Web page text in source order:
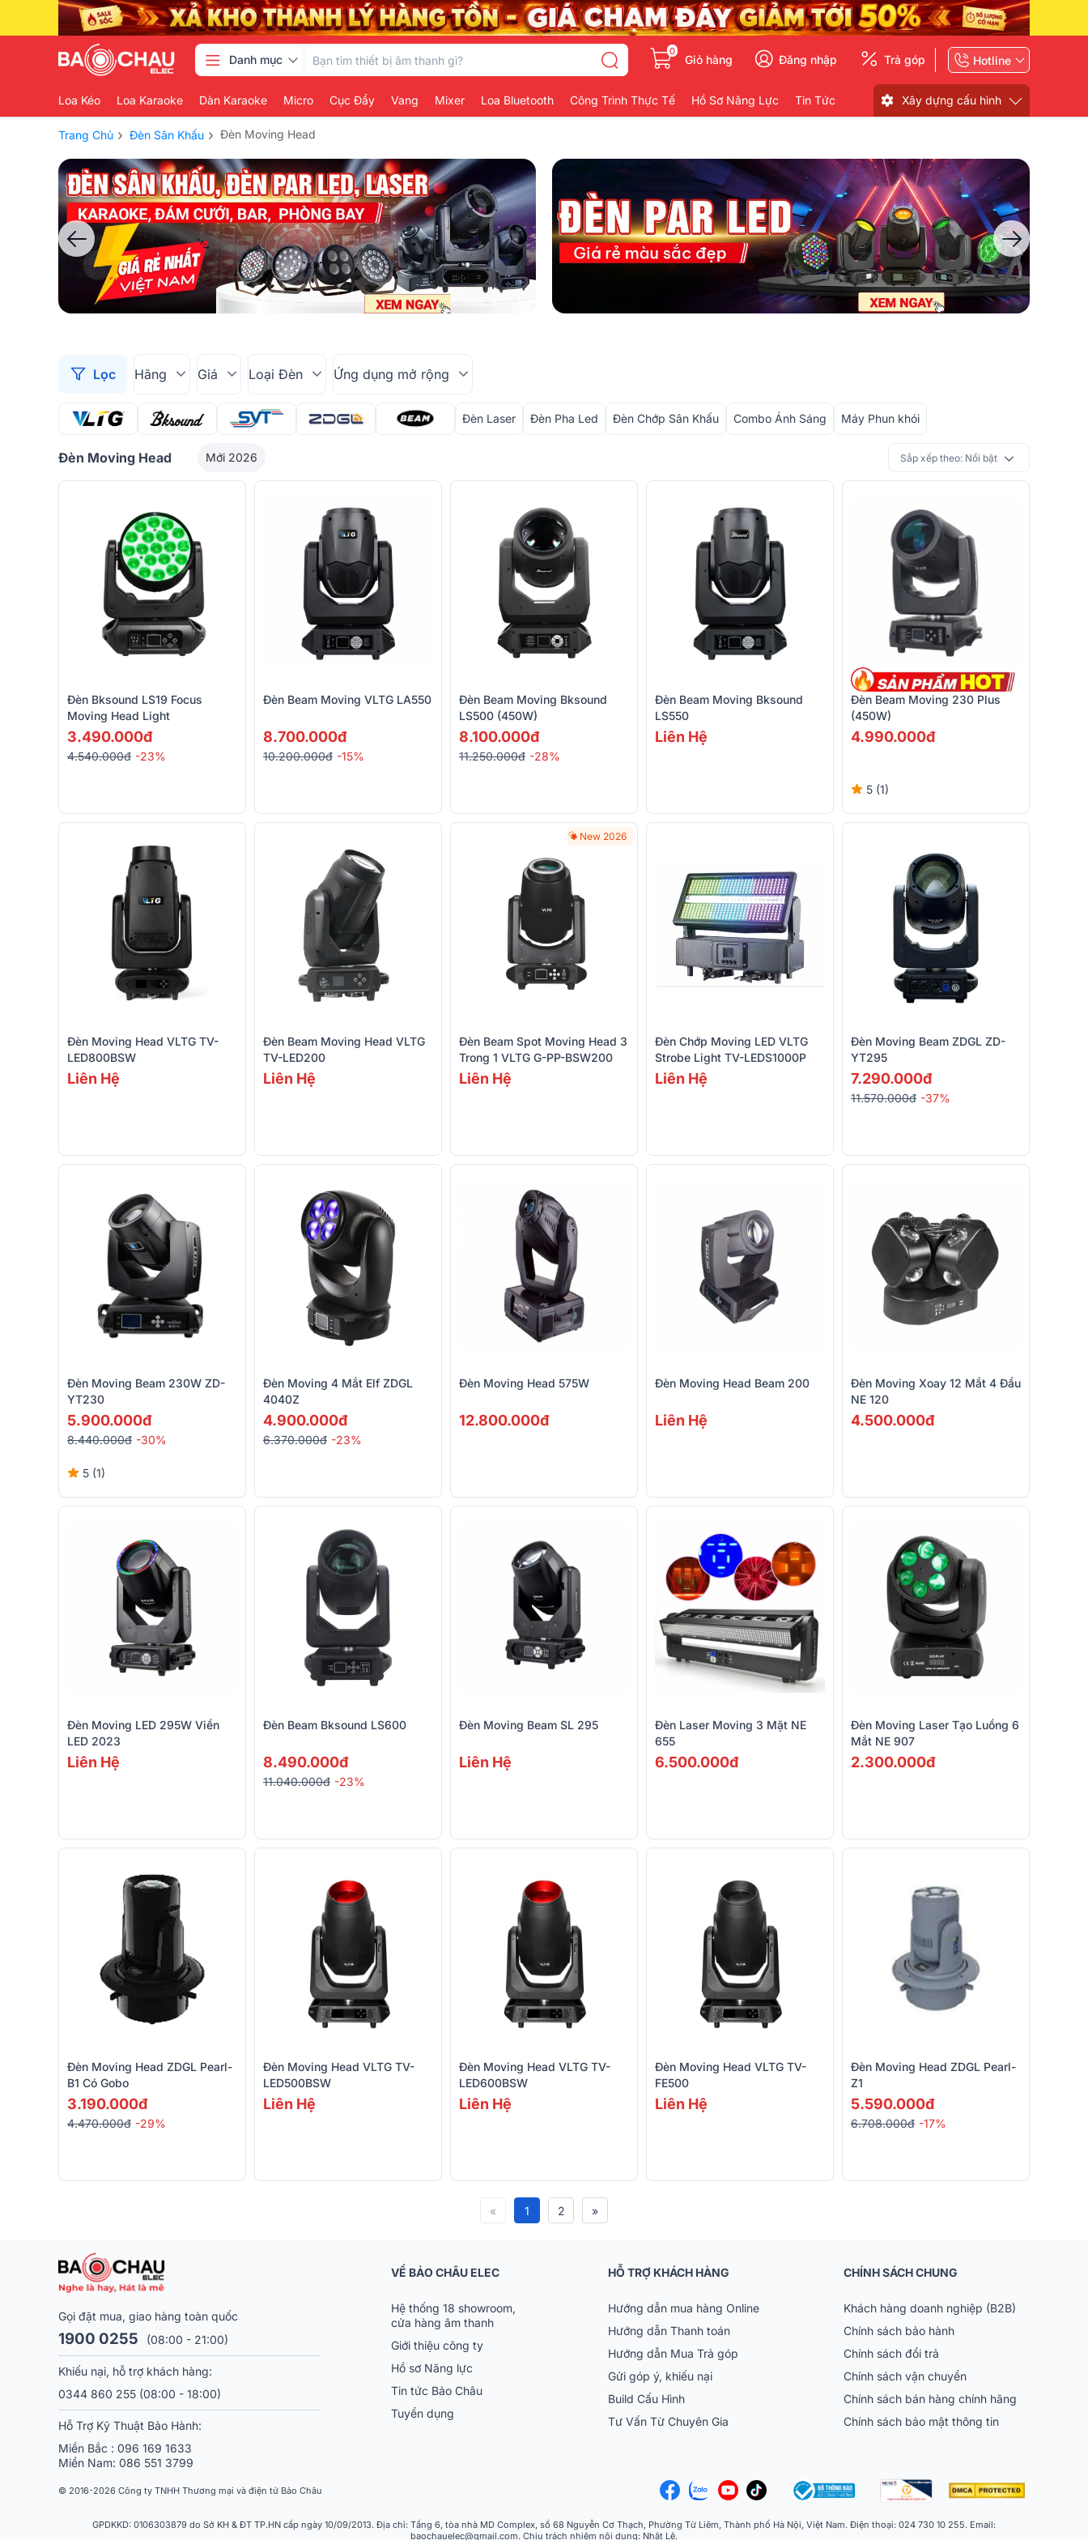
Danh mục
0
Giỏ hàng Đăng nhập Trả góp Hotline
Loa Kéo Loa Karaoke Dàn Karaoke Micro Cục Đẩy Vang Mixer Loa Bluetooth Công Trình Thực Tế Hồ Sơ Năng Lực Tin Tức Xây dựng cấu hình
Trang Chủ › Đèn Sân Khấu › Đèn Moving Head
Lọc Hãng Giá Loại Đèn Ứng dụng mở rộng
Đèn Laser Đèn Pha Led Đèn Chớp Sân Khấu Combo Ánh Sáng Máy Phun khói
Đèn Moving Head Mới 2026 Sắp xếp theo: Nổi bật
Đèn Bksound LS19 Focus
Moving Head Light
3.490.000đ
4.540.000đ -23%
Đèn Beam Moving VLTG LA550
8.700.000đ
10.200.000đ -15%
Đèn Beam Moving Bksound
LS500 (450W)
8.100.000đ
11.250.000đ -28%
Đèn Beam Moving Bksound
LS550
Liên Hệ
Đèn Beam Moving 230 Plus
(450W)
4.990.000đ
5 (1)
Đèn Moving Head VLTG TV-
LED800BSW
Liên Hệ
Đèn Beam Moving Head VLTG
TV-LED200
Liên Hệ
New 2026
Đèn Beam Spot Moving Head 3
Trong 1 VLTG G-PP-BSW200
Liên Hệ
Đèn Chớp Moving LED VLTG
Strobe Light TV-LEDS1000P
Liên Hệ
Đèn Moving Beam ZDGL ZD-
YT295
7.290.000đ
11.570.000đ -37%
Đèn Moving Beam 230W ZD-
YT230
5.900.000đ
8.440.000đ -30%
5 (1)
Đèn Moving 4 Mắt Elf ZDGL
4040Z
4.900.000đ
6.370.000đ -23%
Đèn Moving Head 575W
12.800.000đ
Đèn Moving Head Beam 200
Liên Hệ
Đèn Moving Xoay 12 Mắt 4 Đầu
NE 120
4.500.000đ
Đèn Moving LED 295W Viền
LED 2023
Liên Hệ
Đèn Beam Bksound LS600
8.490.000đ
11.040.000đ -23%
Đèn Moving Beam SL 295
Liên Hệ
Đèn Laser Moving 3 Mặt NE
655
6.500.000đ
Đèn Moving Laser Tạo Luồng 6
Mắt NE 907
2.300.000đ
Đèn Moving Head ZDGL Pearl-
B1 Có Gobo
3.190.000đ
4.470.000đ -29%
Đèn Moving Head VLTG TV-
LED500BSW
Liên Hệ
Đèn Moving Head VLTG TV-
LED600BSW
Liên Hệ
Đèn Moving Head VLTG TV-
FE500
Liên Hệ
Đèn Moving Head ZDGL Pearl-
Z1
5.590.000đ
6.708.000đ -17%
« 1 2 »
Gọi đặt mua, giao hàng toàn quốc
1900 0255 (08:00 - 21:00)
Khiếu nại, hỗ trợ khách hàng:
0344 860 255 (08:00 - 18:00)
Hỗ Trợ Kỹ Thuật Bảo Hành:
Miền Bắc : 096 169 1633
Miền Nam: 086 551 3799
VỀ BẢO CHÂU ELEC
Hệ thống 18 showroom,
cửa hàng âm thanh
Giới thiệu công ty
Hồ sơ Năng lực
Tin tức Bảo Châu
Tuyển dụng
HỖ TRỢ KHÁCH HÀNG
Hướng dẫn mua hàng Online
Hướng dẫn Thanh toán
Hướng dẫn Mua Trả góp
Gửi góp ý, khiếu nại
Build Cấu Hình
Tư Vấn Từ Chuyên Gia
CHÍNH SÁCH CHUNG
Khách hàng doanh nghiệp (B2B)
Chính sách bảo hành
Chính sách đổi trả
Chính sách vận chuyển
Chính sách bán hàng chính hãng
Chính sách bảo mật thông tin
© 2016-2026 Công ty TNHH Thương mại và điện tử Bảo Châu
GPDKKD: 0106303879 do Sở KH & ĐT TP.HN cấp ngày 10/09/2013. Địa chỉ: Tầng 6, tòa nhà MD Complex, số 68 Nguyễn Cơ Thạch, Phường Từ Liêm, Thành phố Hà Nội, Việt Nam. Điện thoại: 024 730 10 255. Email:
baochauelec@gmail.com. Chịu trách nhiệm nội dung: Nhật Lệ.